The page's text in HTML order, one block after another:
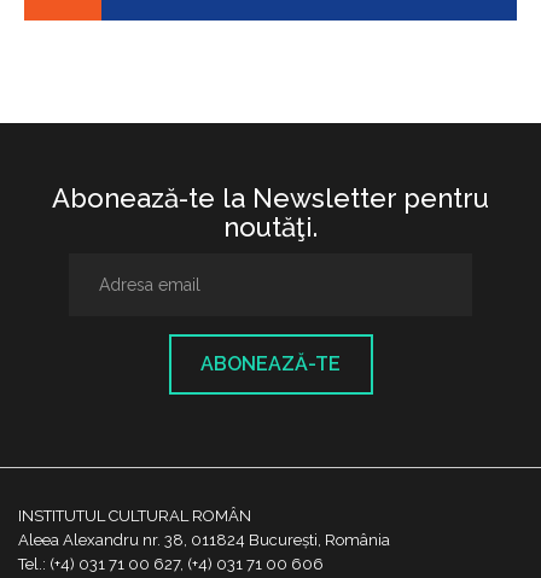
Abonează-te la Newsletter pentru
noutăţi.
ABONEAZĂ-TE
INSTITUTUL CULTURAL ROMÂN
Aleea Alexandru nr. 38, 011824 București, România
Tel.: (+4) 031 71 00 627, (+4) 031 71 00 606